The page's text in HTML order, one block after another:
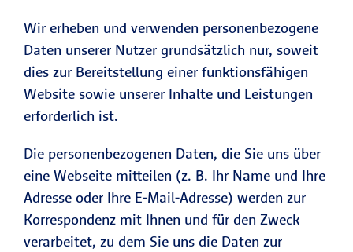
Wir erheben und verwenden personenbezogene
Daten unserer Nutzer grundsätzlich nur, soweit
dies zur Bereitstellung einer funktionsfähigen
Website sowie unserer Inhalte und Leistungen
erforderlich ist.
Die personenbezogenen Daten, die Sie uns über
eine Webseite mitteilen (z. B. Ihr Name und Ihre
Adresse oder Ihre E-Mail-Adresse) werden zur
Korrespondenz mit Ihnen und für den Zweck
verarbeitet, zu dem Sie uns die Daten zur